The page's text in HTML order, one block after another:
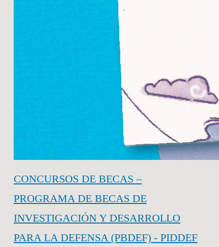
CONCURSOS DE BECAS –
PROGRAMA DE BECAS DE
INVESTIGACIÓN Y DESARROLLO
PARA LA DEFENSA (PBDEF) - PIDDEF